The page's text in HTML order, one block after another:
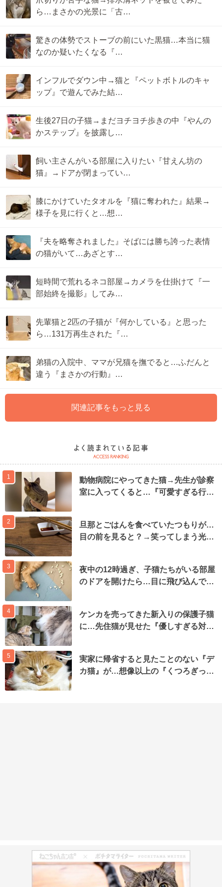
ら…まさかの光景に「古…
驚きの体勢でストーブの前にいた黒猫…本当に猫
なのか疑いたくなる『…
インフルでダウン中→猫と『ペットボトルのキャ
ップ』で遊んでみた結…
生後27日の子猫→まだヨチヨチ歩きの中『やんの
かステップ』を披露し…
飼い主さんがいる部屋に入りたい『甘えん坊の
猫』→ドアが閉まってい…
膝にかけていたタオルを『猫に奪われた』結果→
様子を見に行くと…想…
『夫を略奪されました』そばには勝ち誇った表情
の猫がいて…あざとす…
短時間で荒れるネコ部屋→カメラを仕掛けて『一
部始終を撮影』してみ…
先輩猫と2匹の子猫が『何かしている』と思った
ら…131万再生された『…
弟猫の入院中、ママが兄猫を撫でると…ふだんと
違う『まさかの行動』…
関連記事をもっと見る
1
動物病院にやってきた猫→先生が診察
室に入ってくると…『可愛すぎる行…
2
旦那とごはんを食べていたつもりが…
目の前を見ると？→笑ってしまう光…
3
夜中の12時過ぎ、子猫たちがいる部屋
のドアを開けたら…目に飛び込んで…
4
ケンカを売ってきた新入りの保護子猫
に…先住猫が見せた『優しすぎる対…
5
実家に帰省すると見たことのない『デ
カ猫』が…想像以上の『くつろぎっ…